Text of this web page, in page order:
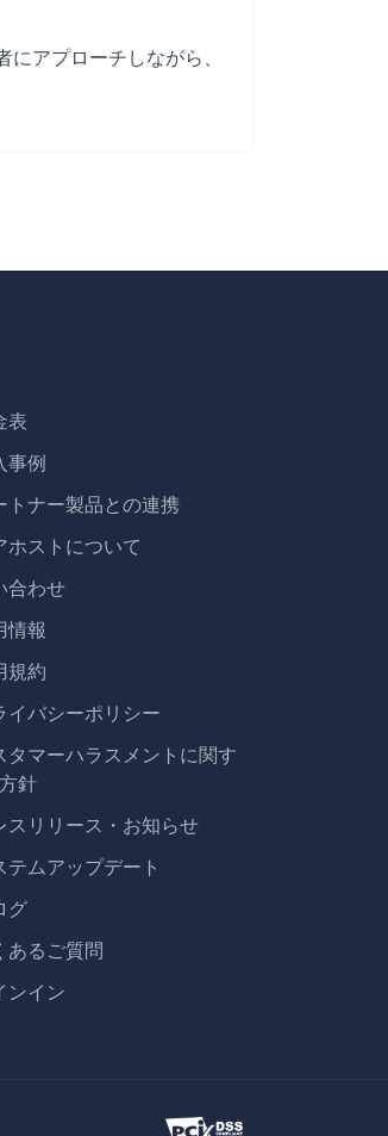
アプローチしながら、
表
事例
トナー製品との連携
ホストについて
合わせ
情報
規約
イバシーポリシー
タマーハラスメントに関す
針
スリリース・お知らせ
テムアップデート
グ
あるご質問
ンイン